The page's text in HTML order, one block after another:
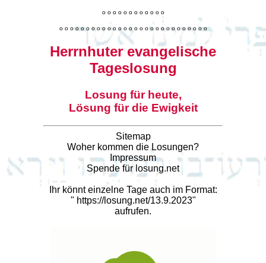
o o o o o o o o o o o o
o o o o o o o o o o o o o o o o o o o o o o o o o o o o
Herrnhuter evangelische
Tageslosung
Losung für heute,
Lösung für die Ewigkeit
Sitemap
Woher kommen die Losungen?
Impressum
Spende für losung.net
Ihr könnt einzelne Tage auch im Format:
" https://losung.net/13.9.2023"
aufrufen.